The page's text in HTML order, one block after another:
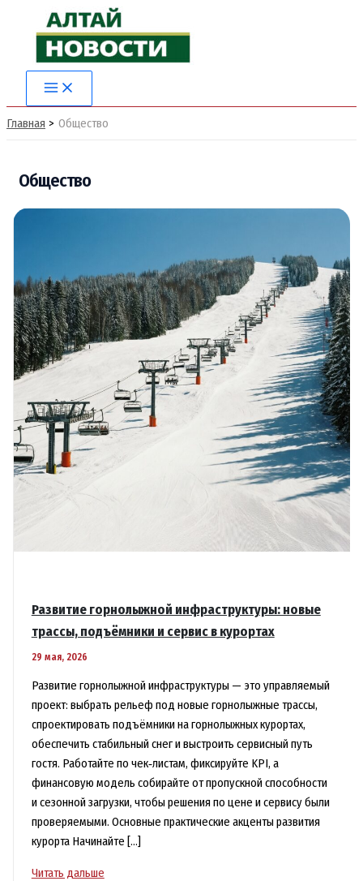
содержимому
Main
Menu
Главная Общество
Общество
Развитие горнолыжной инфраструктуры: новые
трассы, подъёмники и сервис в курортах
29 мая, 2026
Развитие горнолыжной инфраструктуры — это управляемый
проект: выбрать рельеф под новые горнолыжные трассы,
спроектировать подъёмники на горнолыжных курортах,
обеспечить стабильный снег и выстроить сервисный путь
гостя. Работайте по чек‑листам, фиксируйте KPI, а
финансовую модель собирайте от пропускной способности
и сезонной загрузки, чтобы решения по цене и сервису были
проверяемыми. Основные практические акценты развития
курорта Начинайте […]
Развитие
Читать дальше